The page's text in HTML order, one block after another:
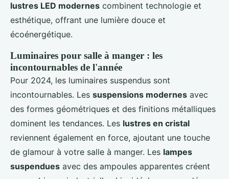
lustres LED modernes combinent technologie et
esthétique, offrant une lumière douce et
écoénergétique.
Luminaires pour salle à manger : les
incontournables de l'année
Pour 2024, les luminaires suspendus sont
incontournables. Les suspensions modernes avec
des formes géométriques et des finitions métalliques
dominent les tendances. Les lustres en cristal
reviennent également en force, ajoutant une touche
de glamour à votre salle à manger. Les lampes
suspendues avec des ampoules apparentes créent